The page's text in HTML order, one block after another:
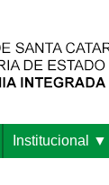
Institucional